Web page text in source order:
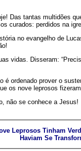
Das tantas multidões
curados: perdidos na
no evangelho de
vidas. Disseram:
é ordenado prover o
os nove leprosos
não se conhece a Jesus!
Leprosos Tinham
Haviam Se